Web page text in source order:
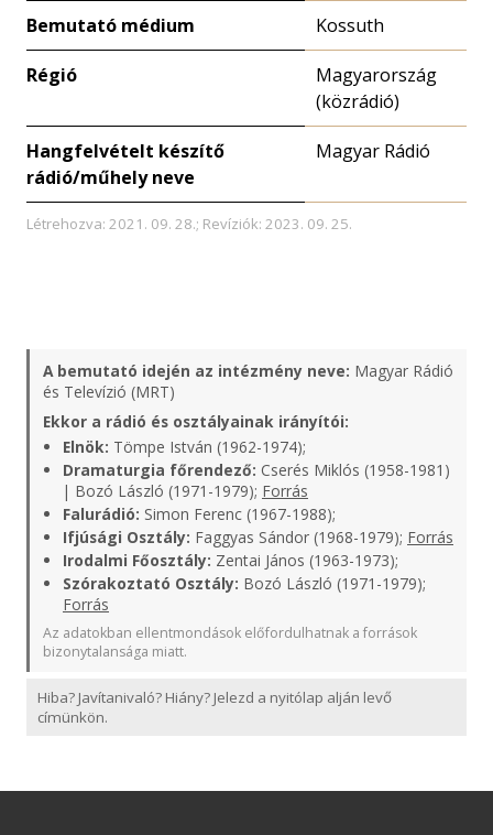
Bemutató médium Kossuth
Régió
Magyarország
(közrádió)
Hangfelvételt készítő
rádió/műhely neve
Magyar Rádió
Létrehozva: 2021. 09. 28.; Revíziók: 2023. 09. 25.
A bemutató idején az intézmény neve: Magyar Rádió
és Televízió (MRT)
Ekkor a rádió és osztályainak irányítói:
Elnök: Tömpe István (1962-1974);
Dramaturgia főrendező: Cserés Miklós (1958-1981)
| Bozó László (1971-1979); Forrás
Falurádió: Simon Ferenc (1967-1988);
Ifjúsági Osztály: Faggyas Sándor (1968-1979); Forrás
Irodalmi Főosztály: Zentai János (1963-1973);
Szórakoztató Osztály: Bozó László (1971-1979);
Forrás
Az adatokban ellentmondások előfordulhatnak a források
bizonytalansága miatt.
Hiba? Javítanivaló? Hiány? Jelezd a nyitólap alján levő
címünkön.